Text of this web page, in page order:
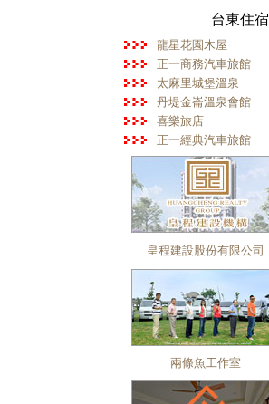
台東住宿
龍星花園木屋
正一商務汽車旅館
太麻里城堡溫泉
丹堤金崙溫泉會館
喜樂旅店
正一經典汽車旅館
皇程建設股份有限公司
兩條魚工作室